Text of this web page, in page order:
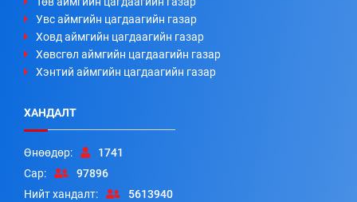
Увс аймгийн цагдаагийн газар
Ховд аймгийн цагдаагийн газар
Хөвсгөл аймгийн цагдаагийн газар
Хэнтий аймгийн цагдаагийн газар
ХАНДАЛТ
Өнөөдөр:
1741
Сар:
97896
Нийт хандалт:
5613940